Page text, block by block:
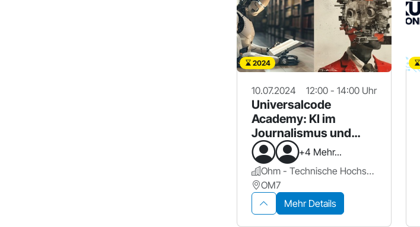
2024
10.07.2024 12:00 - 14:00 Uhr
Universalcode
Academy: KI im
Journalismus und
Marketing+4 Mehr...
Ohm - Technische Hochschule Nürnberg Georg Simon Ohm
OM7
Mehr Details